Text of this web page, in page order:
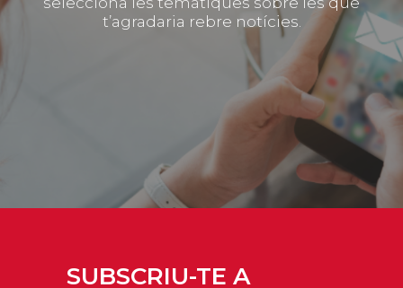
t’agradaria rebre notícies.
SUBSCRIU-TE A